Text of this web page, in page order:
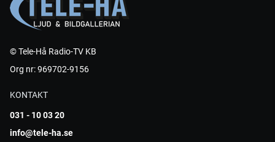
© Tele-Hå Radio-TV KB
Org nr: 969702-9156
KONTAKT
031 - 10 03 20
info@tele-ha.se